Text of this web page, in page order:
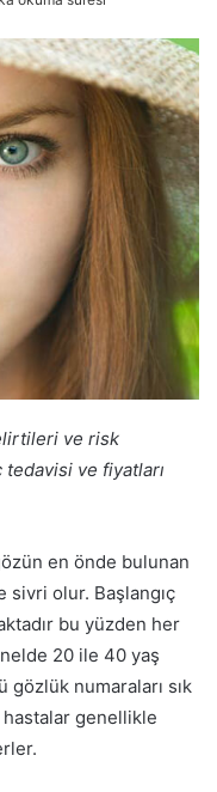
ve risk
ve fiyatları
en önde bulunan
sivri olur. Başlangıç
bu yüzden her
20 ile 40 yaş
numaraları sık
hastalar genellikle